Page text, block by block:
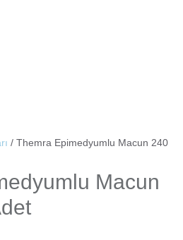
/ Themra Epimedyumlu Macun 240
Macun